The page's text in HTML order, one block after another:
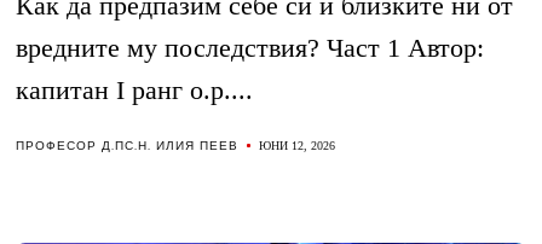
вредните му последствия? Част 1 Автор:
капитан I ранг о.р....
ПРОФЕСОР Д.ПС.Н. ИЛИЯ ПЕЕВ ЮНИ 12, 2026